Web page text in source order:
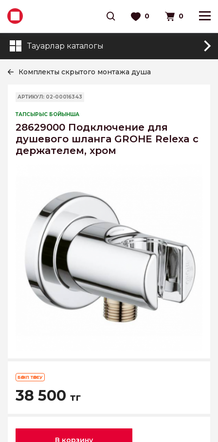
0 0
Тауарлар каталогы
Комплекты скрытого монтажа душа
АРТИКУЛ: 02-00016343
ТАПСЫРЫС БОЙЫНША
28629000 Подключение для
душевого шланга GROHE Relexa с
держателем, хром
БӨЛІП ТӨЛЕУ
38 500 тг
В корзину